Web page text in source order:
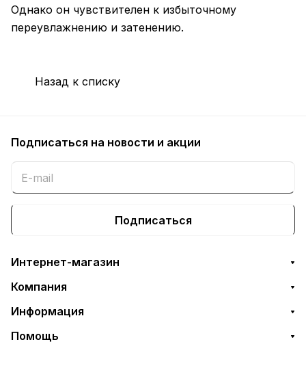
Однако он чувствителен к избыточному
переувлажнению и затенению.
Назад к списку
Подписаться на новости и акции
Подписаться
Интернет-магазин
Компания
Информация
Помощь